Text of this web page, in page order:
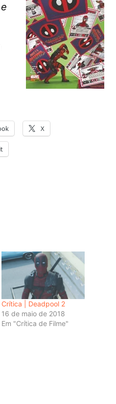
X
Crítica | Deadpool 2
16 de maio de 2018
Em "Crítica de Filme"